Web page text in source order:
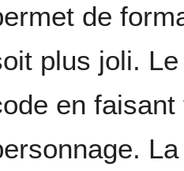
de
plus joli.
en